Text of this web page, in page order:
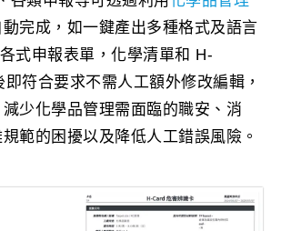
完成，如一鍵產出多種格式及語言
式申報表單，化學清單和 H-
符合要求不需人工額外修改編輯，
少化學品管理需面臨的職安、消
範的困擾以及降低人工錯誤風險。